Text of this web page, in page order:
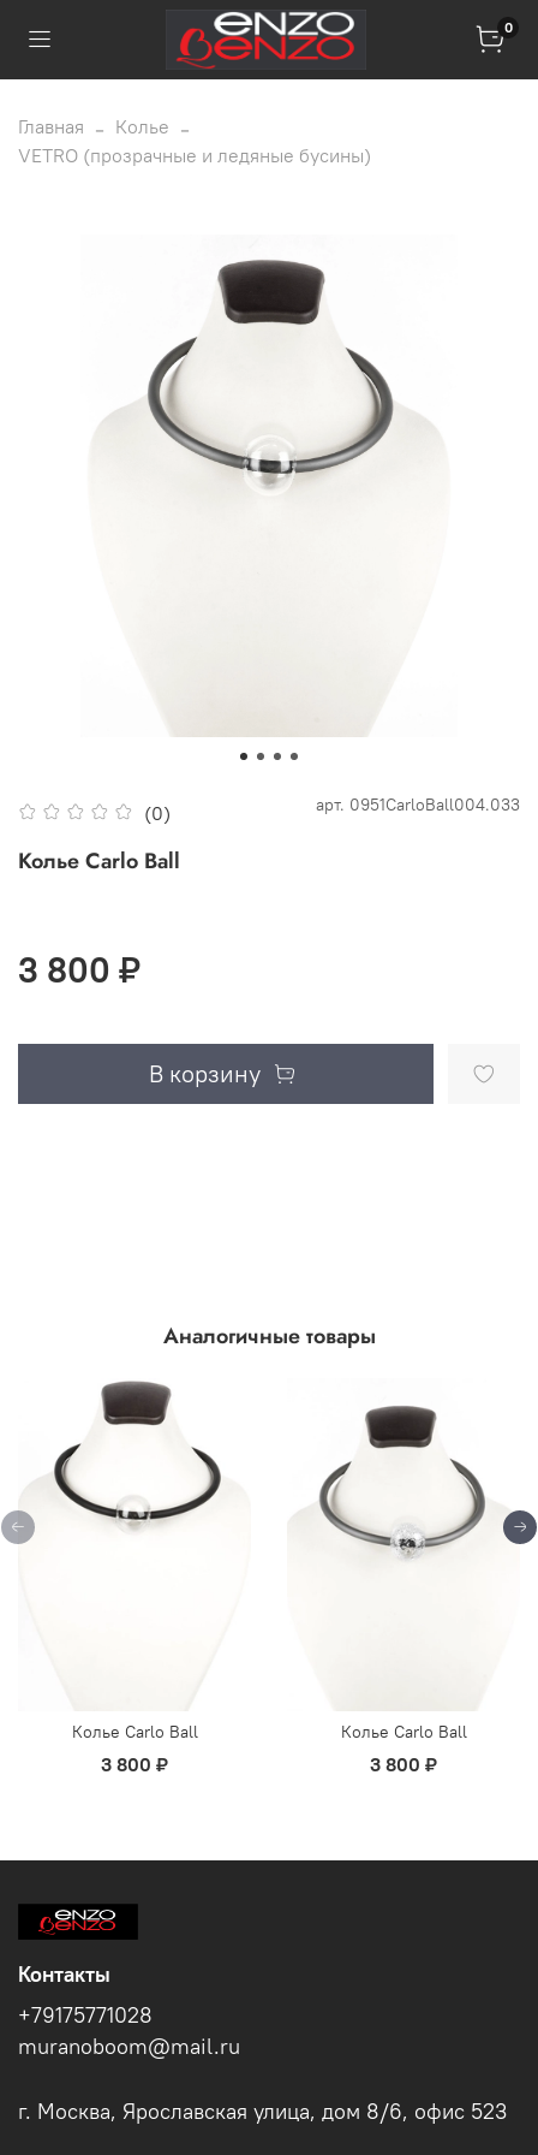
0
Главная
Колье
VETRO (прозрачные и ледяные бусины)
(0) арт. 0951CarloBall004.033
Колье Carlo Ball
3 800 ₽
В корзину
Аналогичные товары
Колье Carlo Ball
3 800 ₽
Колье Carlo Ball
3 800 ₽
Контакты
+79175771028
muranoboom@mail.ru
г. Москва, Ярославская улица, дом 8/6, офис 523